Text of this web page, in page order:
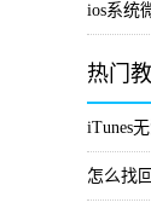
ios系统
热门
iTunes
怎么找